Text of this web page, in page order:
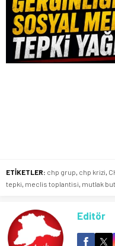
ETİKETLER: chp grup, chp krizi,
tepki, meclis toplantisi, mutlak
Editör